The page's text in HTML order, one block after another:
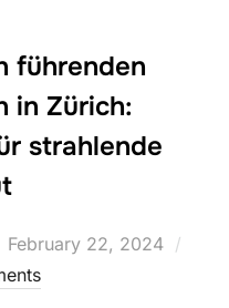
führenden
in Zürich:
strahlende
Posted
on
February 22, 2024